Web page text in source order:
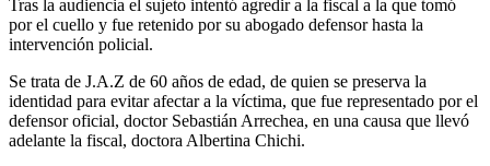
Tras la audiencia el sujeto intentó agredir a la fiscal a la que tomó
por el cuello y fue retenido por su abogado defensor hasta la
intervención policial.
Se trata de J.A.Z de 60 años de edad, de quien se preserva la
identidad para evitar afectar a la víctima, que fue representado por el
defensor oficial, doctor Sebastián Arrechea, en una causa que llevó
adelante la fiscal, doctora Albertina Chichi.